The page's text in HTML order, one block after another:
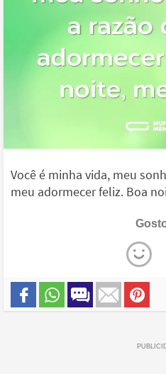
Você é minha vida, meu
meu adormecer feliz. Boa